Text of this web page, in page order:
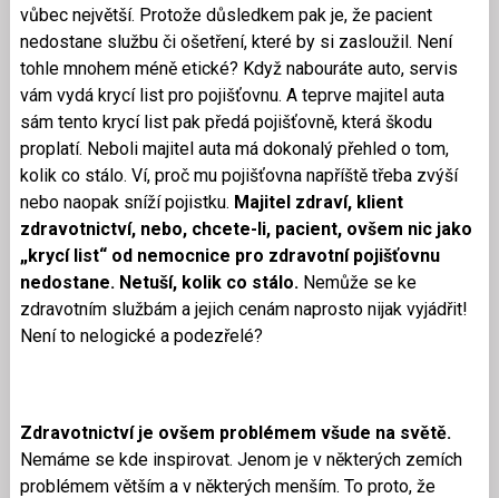
vůbec největší. Protože důsledkem pak je, že pacient
nedostane službu či ošetření, které by si zasloužil. Není
tohle mnohem méně etické? Když nabouráte auto, servis
vám vydá krycí list pro pojišťovnu. A teprve majitel auta
sám tento krycí list pak předá pojišťovně, která škodu
proplatí. Neboli majitel auta má dokonalý přehled o tom,
kolik co stálo. Ví, proč mu pojišťovna napříště třeba zvýší
nebo naopak sníží pojistku. Majitel zdraví, klient
zdravotnictví, nebo, chcete-li, pacient, ovšem nic jako
„krycí list“ od nemocnice pro zdravotní pojišťovnu
nedostane. Netuší, kolik co stálo. Nemůže se ke
zdravotním službám a jejich cenám naprosto nijak vyjádřit!
Není to nelogické a podezřelé?
Zdravotnictví je ovšem problémem všude na světě.
Nemáme se kde inspirovat. Jenom je v některých zemích
problémem větším a v některých menším. To proto, že